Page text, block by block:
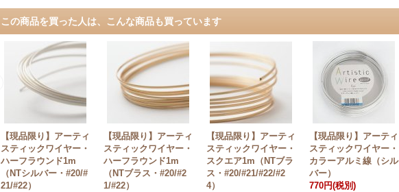
この商品を買った人は、こんな商品も買っています
【現品限り】アーティ
スティックワイヤー・
ハーフラウンド1m
（NTシルバー・#20/#
21/#22）
【現品限り】アーティ
スティックワイヤー・
ハーフラウンド1m
（NTブラス・#20/#2
1/#22）
【現品限り】アーティ
スティックワイヤー・
スクエア1m（NTブラ
ス・#20/#21/#22/#2
4）
【現品限り】アーティ
スティックワイヤー・
カラーアルミ線（シル
バー）
770円(税別)